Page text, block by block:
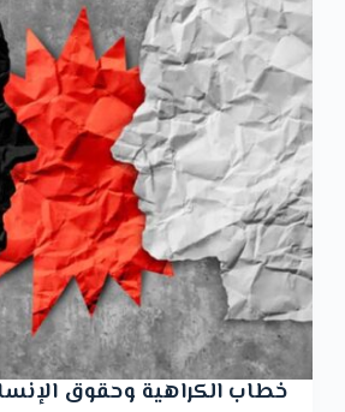
خطاب الكراهية وحقوق